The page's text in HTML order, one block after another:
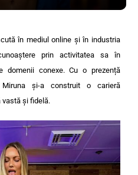
în mediul online și în industria
prin activitatea sa în
domenii conexe. Cu o prezență
și-a construit o carieră
vastă și fidelă.